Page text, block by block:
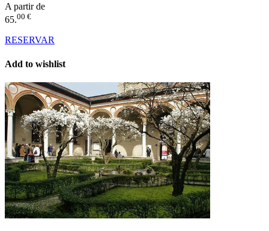
A partir de
65.00 €
RESERVAR
Add to wishlist